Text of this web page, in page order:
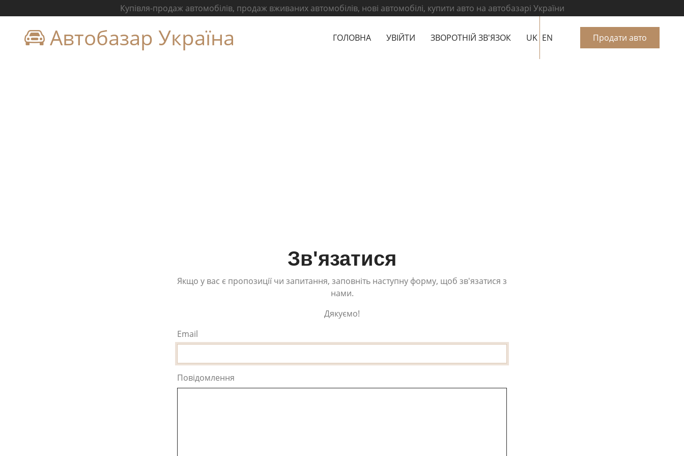
Купівля-продаж автомобілів, продаж вживаних автомобілів, нові автомобілі, купити авто на автобазарі України
Автобазар Україна ГОЛОВНА УВІЙТИ ЗВОРОТНІЙ ЗВ'ЯЗОК UK EN Продати авто
Зв'язатися
Якщо у вас є пропозиції чи запитання, заповніть наступну форму, щоб зв'язатися з
нами.
Дякуємо!
Email
Повідомлення